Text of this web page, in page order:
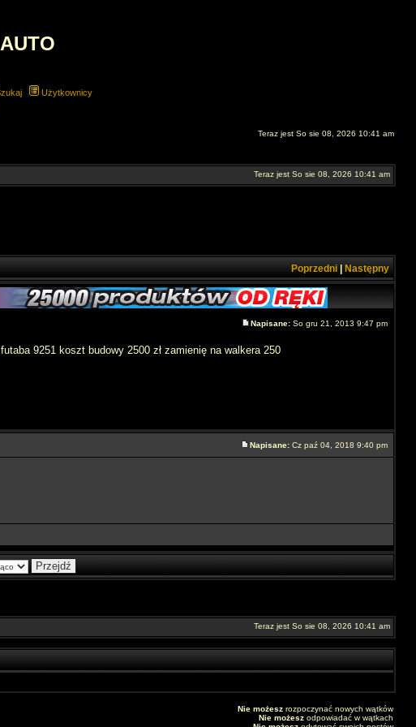
Użytkownicy
Teraz jest So sie 08, 2026 10:41 am
Teraz jest So sie 08, 2026 10:41 am
Poprzedni Następny
Napisane: So gru 21, 2013 9:47 pm
9251 koszt budowy 2500 zł zamienię na walkera 250
Napisane: Cz paź 04, 2018 9:40 pm
Teraz jest So sie 08, 2026 10:41 am
Nie możesz rozpoczynać nowych wątków
Nie możesz odpowiadać w wątkach